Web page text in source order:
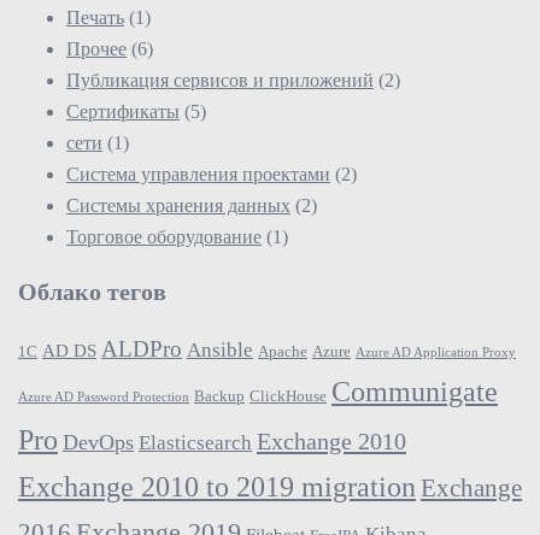
Печать (1)
Прочее (6)
Публикация сервисов и приложений (2)
Сертификаты (5)
сети (1)
Система управления проектами (2)
Системы хранения данных (2)
Торговое оборудование (1)
Облако тегов
1С AD DS ALDPro Ansible Apache Azure Azure AD Application Proxy
Azure AD Password Protection Backup ClickHouse Communigate
Pro DevOps Elasticsearch Exchange 2010
Exchange 2010 to 2019 migrationExchange